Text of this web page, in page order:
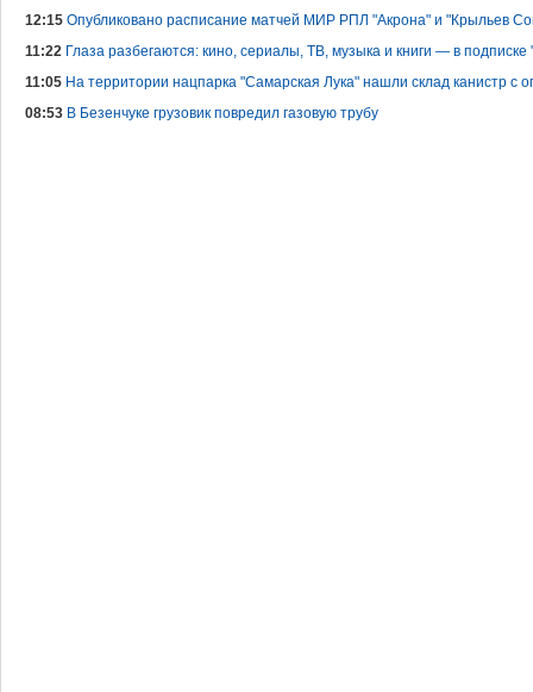
12:15 Опубликовано расписание матчей МИР РПЛ "Акрона" и "Крыльев
11:22 Глаза разбегаются: кино, сериалы, ТВ, музыка и книги — в
11:05 На территории нацпарка "Самарская Лука" нашли склад канистр с
08:53 В Безенчуке грузовик повредил газовую трубу